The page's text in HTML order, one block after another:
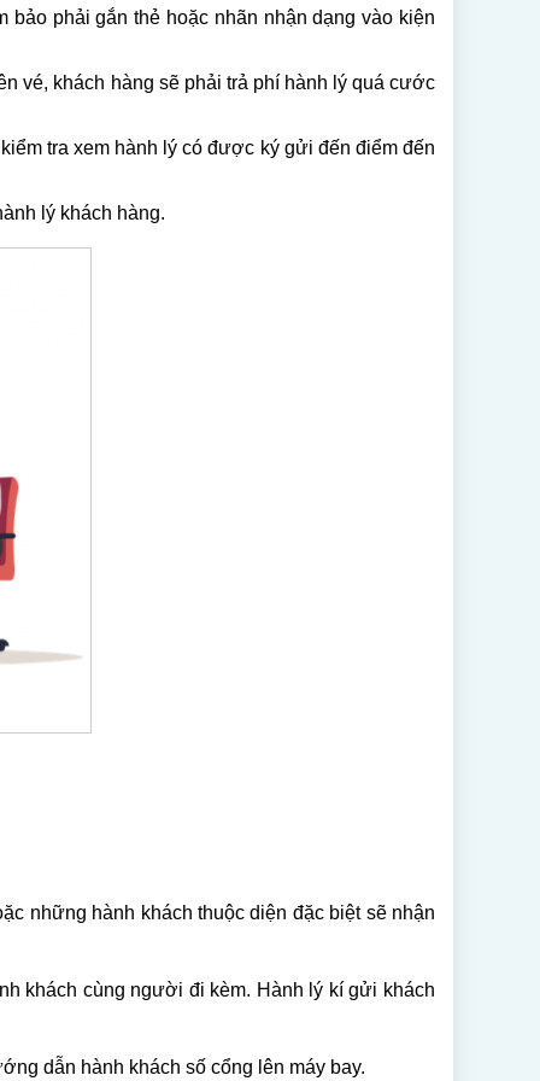
bảo phải gắn thẻ hoặc nhãn nhận dạng vào kiện
vé, khách hàng sẽ phải trả phí hành lý quá cước
tra xem hành lý có được ký gửi đến điểm đến
lý khách hàng.
những hành khách thuộc diện đặc biệt sẽ nhận
khách cùng người đi kèm. Hành lý kí gửi khách
dẫn hành khách số cổng lên máy bay.